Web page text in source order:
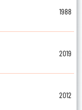
1988
2019
2012